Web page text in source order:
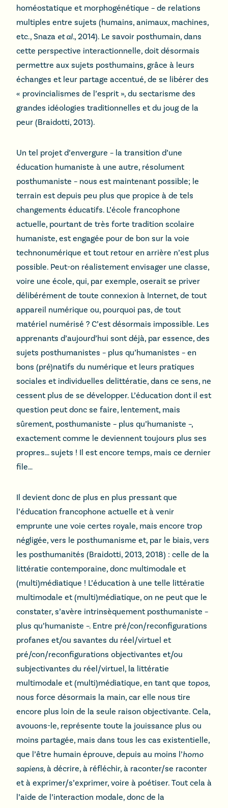
homéostatique et morphogénétique – de relations
multiples entre sujets (humains, animaux, machines,
etc., Snaza et al., 2014). Le savoir posthumain, dans
cette perspective interactionnelle, doit désormais
permettre aux sujets posthumains, grâce à leurs
échanges et leur partage accentué, de se libérer des
« provincialismes de l’esprit », du sectarisme des
grandes idéologies traditionnelles et du joug de la
peur (Braidotti, 2013).
Un tel projet d’envergure – la transition d’une
éducation humaniste à une autre, résolument
posthumaniste – nous est maintenant possible; le
terrain est depuis peu plus que propice à de tels
changements éducatifs. L’école francophone
actuelle, pourtant de très forte tradition scolaire
humaniste, est engagée pour de bon sur la voie
technonumérique et tout retour en arrière n’est plus
possible. Peut-on réalistement envisager une classe,
voire une école, qui, par exemple, oserait se priver
délibérément de toute connexion à Internet, de tout
appareil numérique ou, pourquoi pas, de tout
matériel numérisé ? C’est désormais impossible. Les
apprenants d’aujourd’hui sont déjà, par essence, des
sujets posthumanistes – plus qu’humanistes – en
bons (pré)natifs du numérique et leurs pratiques
sociales et individuelles delittératie, dans ce sens, ne
cessent plus de se développer. L’éducation dont il est
question peut donc se faire, lentement, mais
sûrement, posthumaniste – plus qu’humaniste –,
exactement comme le deviennent toujours plus ses
propres… sujets ! Il est encore temps, mais ce dernier
file…
Il devient donc de plus en plus pressant que
l’éducation francophone actuelle et à venir
emprunte une voie certes royale, mais encore trop
négligée, vers le posthumanisme et, par le biais, vers
les posthumanités (Braidotti, 2013, 2018) : celle de la
littératie contemporaine, donc multimodale et
(multi)médiatique ! L’éducation à une telle littératie
multimodale et (multi)médiatique, on ne peut que le
constater, s’avère intrinsèquement posthumaniste –
plus qu’humaniste –. Entre pré/con/reconfigurations
profanes et/ou savantes du réel/virtuel et
pré/con/reconfigurations objectivantes et/ou
subjectivantes du réel/virtuel, la littératie
multimodale et (multi)médiatique, en tant que topos,
nous force désormais la main, car elle nous tire
encore plus loin de la seule raison objectivante. Cela,
avouons-le, représente toute la jouissance plus ou
moins partagée, mais dans tous les cas existentielle,
que l’être humain éprouve, depuis au moins l’homo
sapiens, à décrire, à réfléchir, à raconter/se raconter
et à exprimer/s’exprimer, voire à poétiser. Tout cela à
l’aide de l’interaction modale, donc de la